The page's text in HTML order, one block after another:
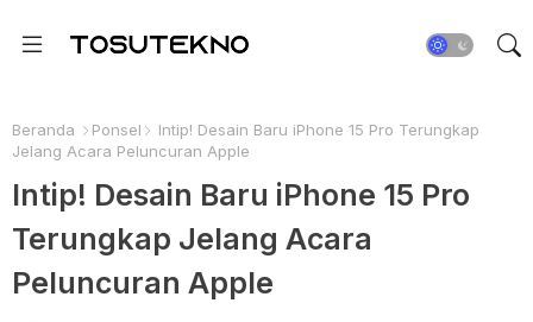
Beranda Ponsel
Intip! Desain Baru iPhone 15 Pro Terungkap
Jelang Acara Peluncuran Apple
Intip! Desain Baru iPhone 15 Pro
Terungkap Jelang Acara
Peluncuran Apple